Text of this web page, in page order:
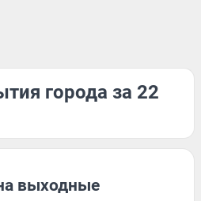
города за 22
выходные